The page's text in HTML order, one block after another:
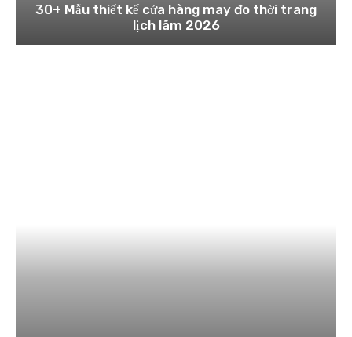
30+ Mẫu thiết kế cửa hàng may đo thời trang
lịch lãm 2026